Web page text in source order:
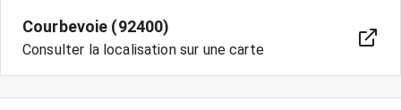
Courbevoie (92400)
Consulter la localisation sur une carte